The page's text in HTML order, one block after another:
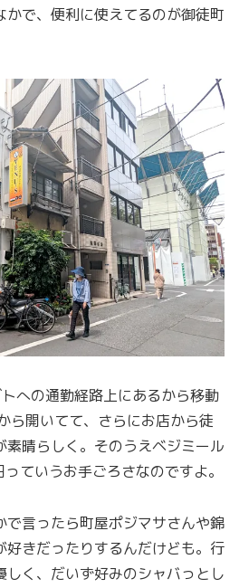
かで、便利に使えてるのが御徒町
への通勤経路上にあるから移動
ら開いてて、さらにお店から徒
素晴らしく。そのうえベジミール
ていうお手ごろさなのですよ。
で言ったら町屋ポジマサさんや錦
好きだったりするんだけども。行
しく、だいず好みのシャバっとし